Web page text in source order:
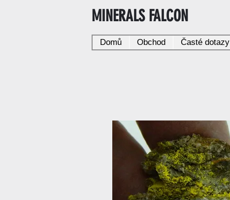
MINERALS FALCON
Domů Obchod Časté dotazy